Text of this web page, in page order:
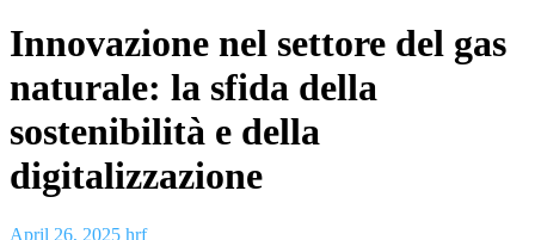
Innovazione nel settore del gas
naturale: la sfida della
sostenibilità e della
digitalizzazione
April 26, 2025 hrf